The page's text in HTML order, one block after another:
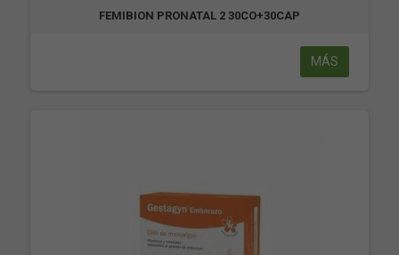
FEMIBION PRONATAL 2 30CO+30CAP
MÁS